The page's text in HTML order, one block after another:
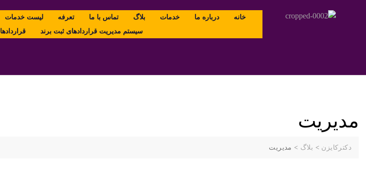
خانه درباره ما خدمات بلاگ تماس با ما تعرفه لیست خدمات
سیستم مدیریت قراردادهای ثبت برند
قراردادها
مدیریت
دکترکایزن > بلاگ > مدیریت